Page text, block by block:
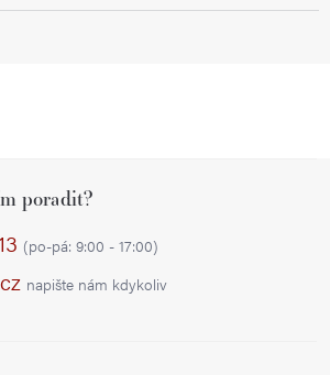
poradit?
(po-pá: 9:00 - 17:00)
napište nám kdykoliv